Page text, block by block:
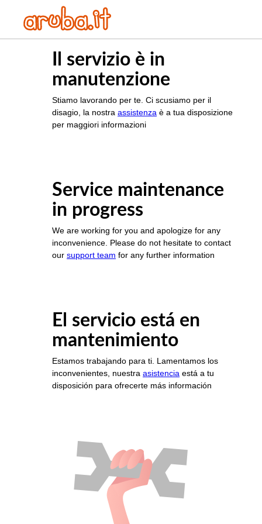
Il servizio è in
manutenzione
Stiamo lavorando per te. Ci scusiamo per il
disagio, la nostra assistenza è a tua disposizione
per maggiori informazioni
Service maintenance
in progress
We are working for you and apologize for any
inconvenience. Please do not hesitate to contact
our support team for any further information
El servicio está en
mantenimiento
Estamos trabajando para ti. Lamentamos los
inconvenientes, nuestra asistencia está a tu
disposición para ofrecerte más información